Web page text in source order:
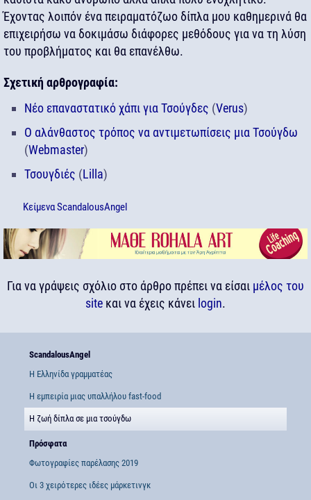
Έχοντας λοιπόν ένα πειραματόζωο δίπλα μου καθημερινά θα
επιχειρήσω να δοκιμάσω διάφορες μεθόδους για να τη λύση
του προβλήματος και θα επανέλθω.
Σχετική αρθρογραφία:
Νέο επαναστατικό χάπι για Τσούγδες (Verus)
Ο αλάνθαστος τρόπος να αντιμετωπίσεις μια Τσούγδω
(Webmaster)
Τσουγδιές (Lilla)
ΚείμεναScandalousAngel
Για να γράψεις σχόλιο στο άρθρο πρέπει να είσαι μέλος του
site και να έχεις κάνει login.
ScandalousAngel
Η Ελληνίδα γραμματέας
Η εμπειρία μιας υπαλλήλου fast-food
Η ζωή δίπλα σε μια τσούγδω
Πρόσφατα
Φωτογραφίες παρέλασης 2019
Οι 3 χειρότερες ιδέες μάρκετινγκ